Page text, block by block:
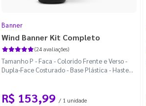
Banner
Wind Banner Kit Completo
(24 avaliações)
Tamanho P - Faca - Colorido Frente e Verso -
Dupla-Face Costurado - Base Plástica - Haste
R$ 153,99 / 1 unidade